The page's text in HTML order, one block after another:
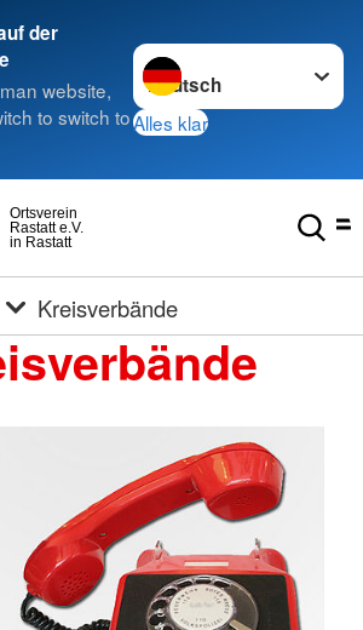
der
website,
to switch to
Sprache wechseln zu
Alles klar
in Rastatt
Rastatt e.V.
Ortsverein
Kreisverbände